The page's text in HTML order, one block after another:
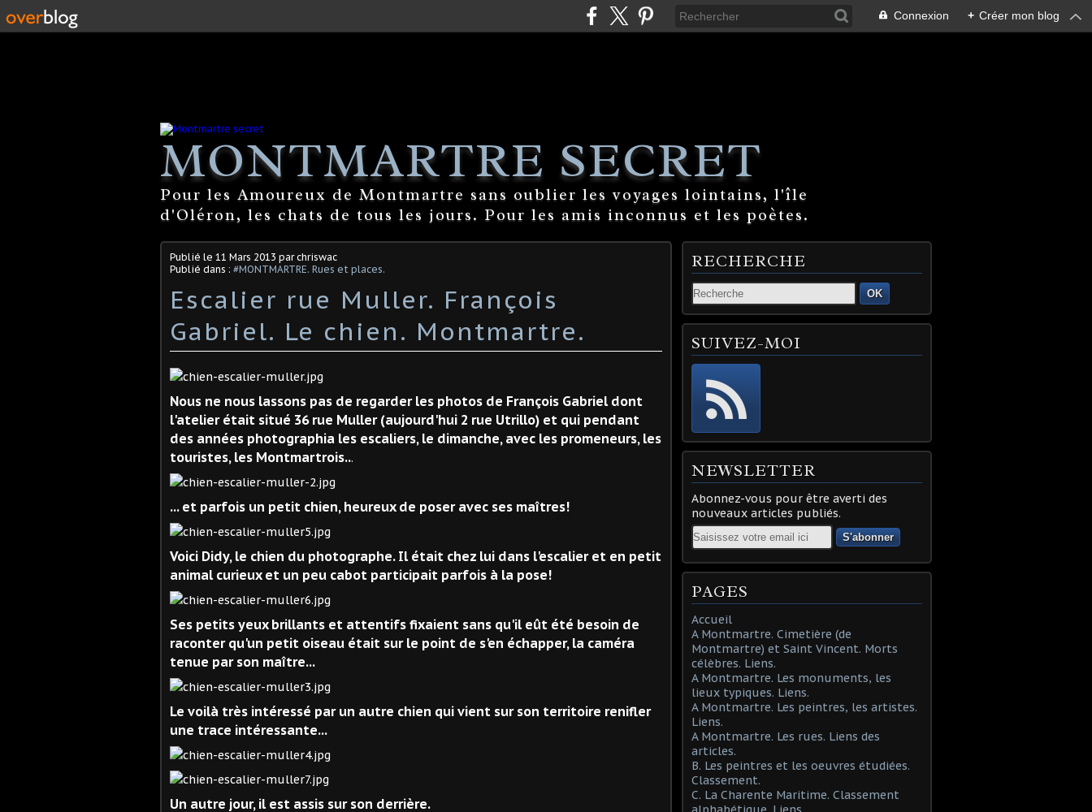
Connexion + Créer mon blog
MONTMARTRE SECRET
Pour les Amoureux de Montmartre sans oublier les voyages lointains, l'île
d'Oléron, les chats de tous les jours. Pour les amis inconnus et les poètes.
Publié le 11 Mars 2013 par chriswac
Publié dans : #MONTMARTRE. Rues et places.
Escalier rue Muller. François
Gabriel. Le chien. Montmartre.
Nous ne nous lassons pas de regarder les photos de François Gabriel dont
l'atelier était situé 36 rue Muller (aujourd'hui 2 rue Utrillo) et qui pendant
des années photographia les escaliers, le dimanche, avec les promeneurs, les
touristes, les Montmartrois...
... et parfois un petit chien, heureux de poser avec ses maîtres!
Voici Didy, le chien du photographe. Il était chez lui dans l'escalier et en petit
animal curieux et un peu cabot participait parfois à la pose!
Ses petits yeux brillants et attentifs fixaient sans qu'il eût été besoin de
raconter qu'un petit oiseau était sur le point de s'en échapper, la caméra
tenue par son maître...
Le voilà très intéressé par un autre chien qui vient sur son territoire renifler
une trace intéressante...
Un autre jour, il est assis sur son derrière.
RECHERCHE
OK
SUIVEZ-MOI
NEWSLETTER
Abonnez-vous pour être averti des
nouveaux articles publiés.
Email
PAGES
Accueil
A Montmartre. Cimetière (de
Montmartre) et Saint Vincent. Morts
célèbres. Liens.
A Montmartre. Les monuments, les
lieux typiques. Liens.
A Montmartre. Les peintres, les artistes.
Liens.
A Montmartre. Les rues. Liens des
articles.
B. Les peintres et les oeuvres étudiées.
Classement.
C. La Charente Maritime. Classement